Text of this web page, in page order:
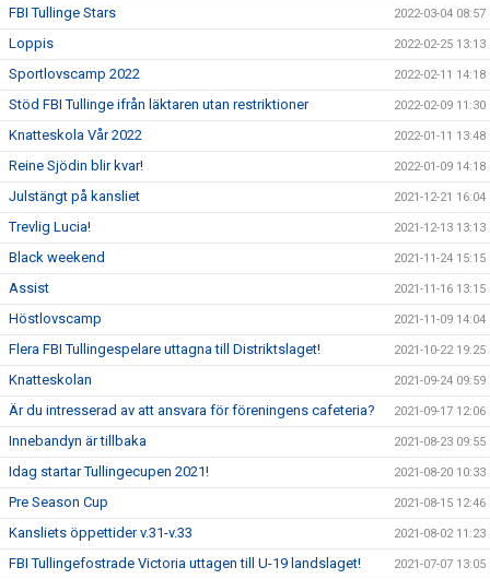
FBI Tullinge Stars 2022-03-04 08:57
Loppis 2022-02-25 13:13
Sportlovscamp 2022 2022-02-11 14:18
Stöd FBI Tullinge ifrån läktaren utan restriktioner 2022-02-09 11:30
Knatteskola Vår 2022 2022-01-11 13:48
Reine Sjödin blir kvar! 2022-01-09 14:18
Julstängt på kansliet 2021-12-21 16:04
Trevlig Lucia! 2021-12-13 13:13
Black weekend 2021-11-24 15:15
Assist 2021-11-16 13:15
Höstlovscamp 2021-11-09 14:04
Flera FBI Tullingespelare uttagna till Distriktslaget! 2021-10-22 19:25
Knatteskolan 2021-09-24 09:59
Är du intresserad av att ansvara för föreningens cafeteria? 2021-09-17 12:06
Innebandyn är tillbaka 2021-08-23 09:55
Idag startar Tullingecupen 2021! 2021-08-20 10:33
Pre Season Cup 2021-08-15 12:46
Kansliets öppettider v.31-v.33 2021-08-02 11:23
FBI Tullingefostrade Victoria uttagen till U-19 landslaget! 2021-07-07 13:05